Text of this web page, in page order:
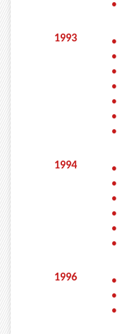
•
1993 •
•
•
•
•
•
•
1994 •
•
•
•
•
•
1996 •
•
•